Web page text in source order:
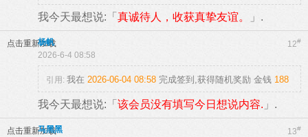
我今天最想说:「 真诚待人，收获真挚友谊。 」.
点击重新加载 12#
杨帆
2026-6-4 08:58
引用: 我在 2026-06-04 08:58 完成签到,获得随机奖励 金钱 188
我今天最想说:「 该会员没有填写今日想说内容. 」.
点击重新加载 13#
马黑黑